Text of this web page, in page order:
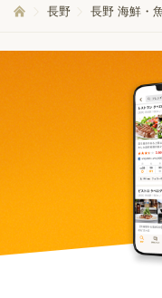
長野 長野 海鮮・